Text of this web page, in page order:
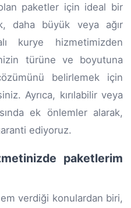
paketler için ideal bir
daha büyük veya ağır
kurye hizmetimizden
türüne ve boyutuna
belirlemek için
Ayrıca, kırılabilir veya
ek önlemler alarak,
ediyoruz.
paketlerim
verdiği konulardan biri,